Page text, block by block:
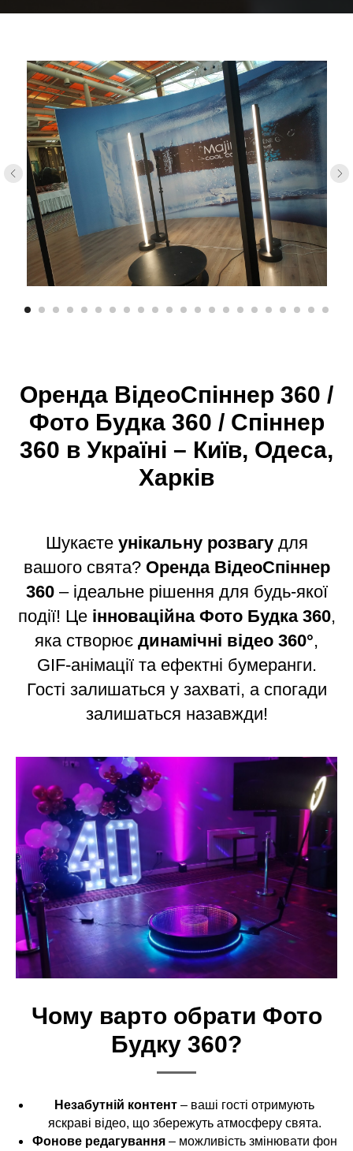
Оренда ВідеоСпіннер 360 /
Фото Будка 360 / Спіннер
360 в Україні – Київ, Одеса,
Харків
Шукаєте унікальну розвагудля
вашого свята? Оренда ВідеоСпіннер
360– ідеальне рішення для будь-якої
події! Це інноваційна Фото Будка 360,
яка створює динамічні відео 360°,
GIF-анімації та ефектні бумеранги.
Гості залишаться у захваті, а спогади
залишаться назавжди!
Чому варто обрати Фото
Будку 360?
Незабутній контент – ваші гості отримують
яскраві відео, що збережуть атмосферу свята.
Фонове редагування– можливість змінювати фон